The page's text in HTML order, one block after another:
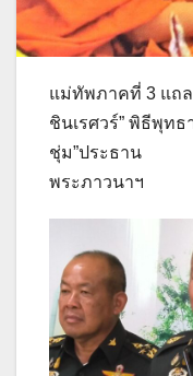
แม่ทัพภาคที่ 3 แถล
ชินเรศวร์” พิธีพุท
ชุ่ม”ประธาน
พระภาวนาฯ